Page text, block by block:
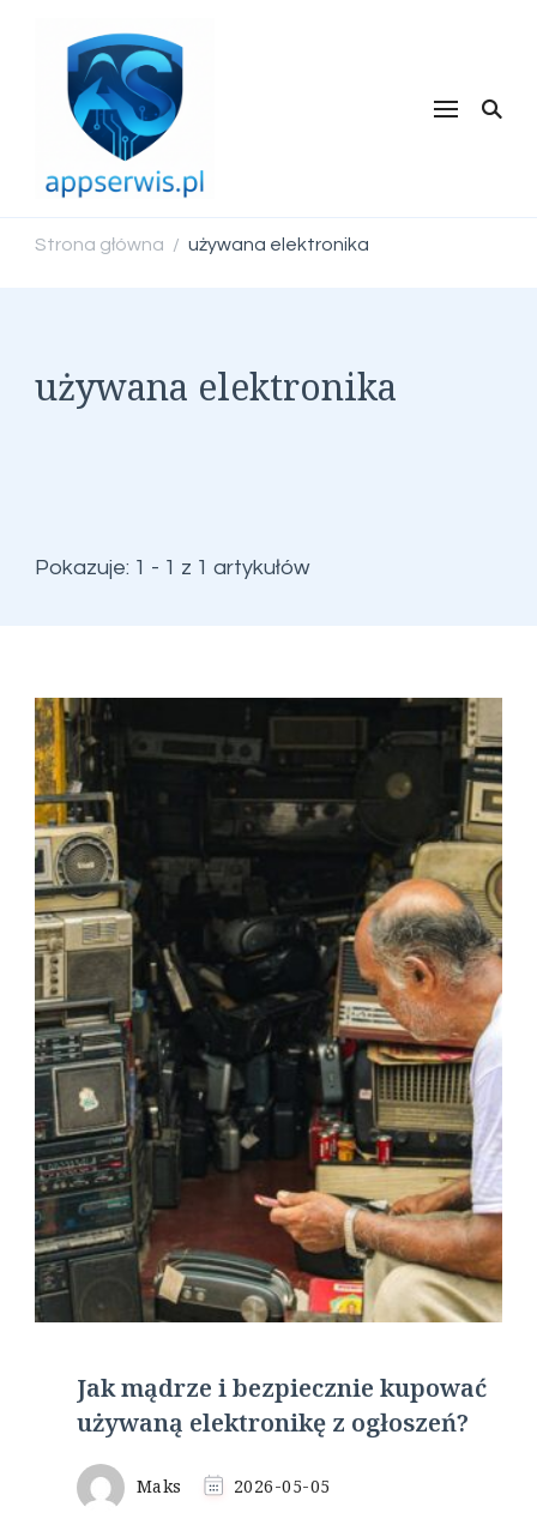
Strona główna / używana elektronika
używana elektronika
Pokazuje: 1 - 1 z 1 artykułów
Jak mądrze i bezpiecznie kupować
używaną elektronikę z ogłoszeń?
Maks 2026-05-05